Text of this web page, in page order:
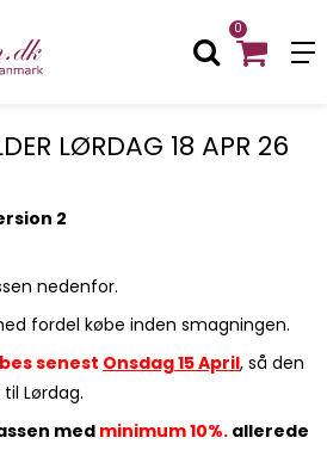
0
LØRDAG 18 APR 26
2
nedenfor.
fordel købe inden smagningen.
senest Onsdag 15 April, så den
Lørdag.
med minimum 10%. allerede